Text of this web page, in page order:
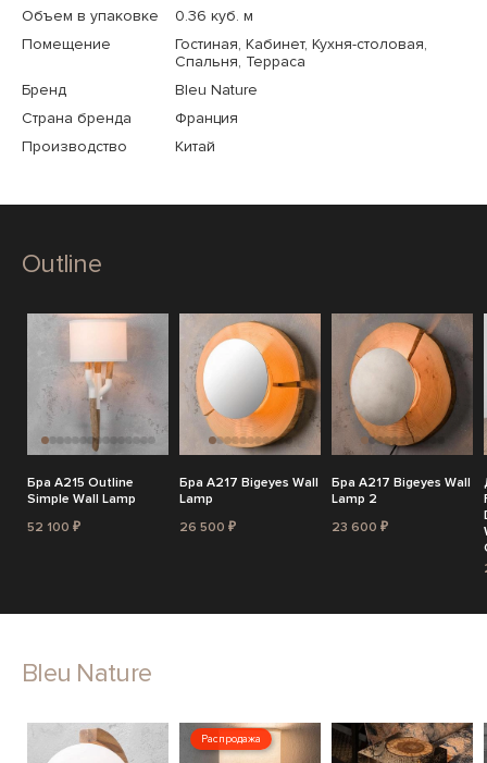
Объем в упаковке
0.36 куб. м
Помещение
Гостиная, Кабинет, Кухня-столовая,
Спальня, Терраса
Бренд
Bleu Nature
Страна бренда
Франция
Производство
Китай
Outline
Бра A215 Outline
Simple Wall Lamp
52 100 ₽
Бра A217 Bigeyes Wall
Lamp
26 500 ₽
Бра A217 Bigeyes Wall
Lamp 2
23 600 ₽
Bleu Nature
Распродажа